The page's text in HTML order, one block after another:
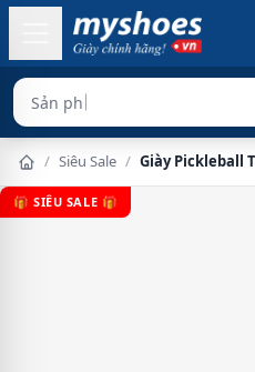
Sản phẩm chính hã
/ Siêu Sale / Giày Pickleball
🎁 SIÊU SALE 🎁